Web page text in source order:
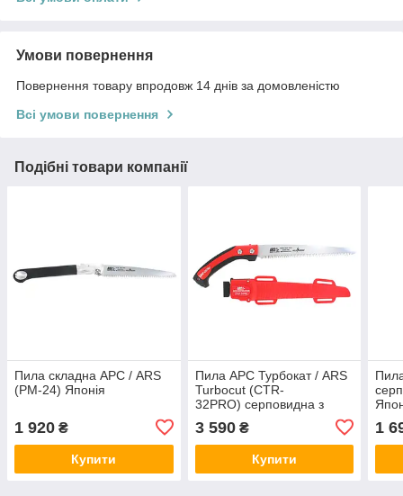
Умови повернення
Повернення товару впродовж 14 днів за домовленістю
Всі умови повернення
Подібні товари компанії
Пила складна АРС / ARS
(PM-24) Японія
1 920 ₴
Купити
Пила АРС Турбокат / ARS
Turbocut (CTR-
32PRO) серповидна з
3 590₴
Купити
1